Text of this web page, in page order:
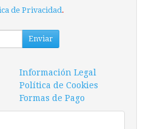
de Privacidad.
Enviar
Información Legal
Política de Cookies
Formas de Pago